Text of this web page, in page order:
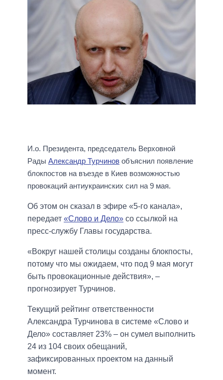
И.о. Президента, председатель Верховной
Рады Александр Турчинов объяснил появление
блокпостов на въезде в Киев возможностью
провокаций антиукраинских сил на 9 мая.
Об этом он сказал в эфире «5-го канала»,
передает «Слово и Дело» со ссылкой на
пресс-службу Главы государства.
«Вокруг нашей столицы созданы блокпосты,
потому что мы ожидаем, что под 9 мая могут
быть провокационные действия», –
прогнозирует Турчинов.
Текущий рейтинг ответственности
Александра Турчинова в системе «Слово и
Дело» составляет 23% – он сумел выполнить
24 из 104 своих обещаний,
зафиксированных проектом на данный
момент.